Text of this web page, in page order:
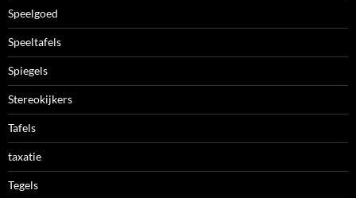
Speelgoed
Speeltafels
Spiegels
Stereokijkers
Tafels
taxatie
Tegels